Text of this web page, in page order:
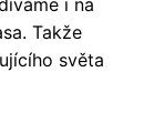
i na
Takže
světa